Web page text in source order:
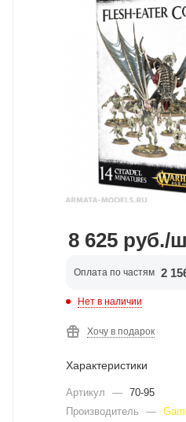
8 625 руб./
Оплата по частям 2
Нет в наличии
Хочу в подарок
Характеристики
Артикул — 70-95
Производитель
—